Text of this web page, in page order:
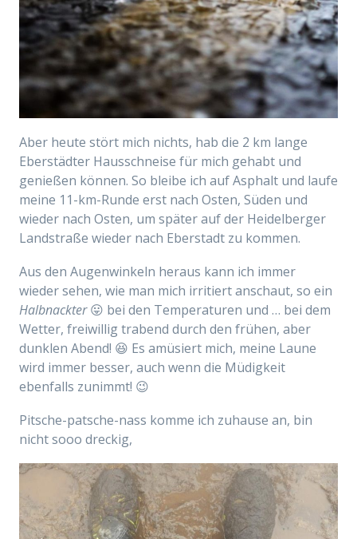
Aber heute stört mich nichts, hab die 2 km lange
Eberstädter Hausschneise für mich gehabt und
genießen können. So bleibe ich auf Asphalt und laufe
meine 11-km-Runde erst nach Osten, Süden und
wieder nach Osten, um später auf der Heidelberger
Landstraße wieder nach Eberstadt zu kommen.
Aus den Augenwinkeln heraus kann ich immer
wieder sehen, wie man mich irritiert anschaut, so ein
Halbnackter😛 bei den Temperaturen und … bei dem
Wetter, freiwillig trabend durch den frühen, aber
dunklen Abend! 😆 Es amüsiert mich, meine Laune
wird immer besser, auch wenn die Müdigkeit
ebenfalls zunimmt! 😉
Pitsche-patsche-nass komme ich zuhause an, bin
nicht sooo dreckig,